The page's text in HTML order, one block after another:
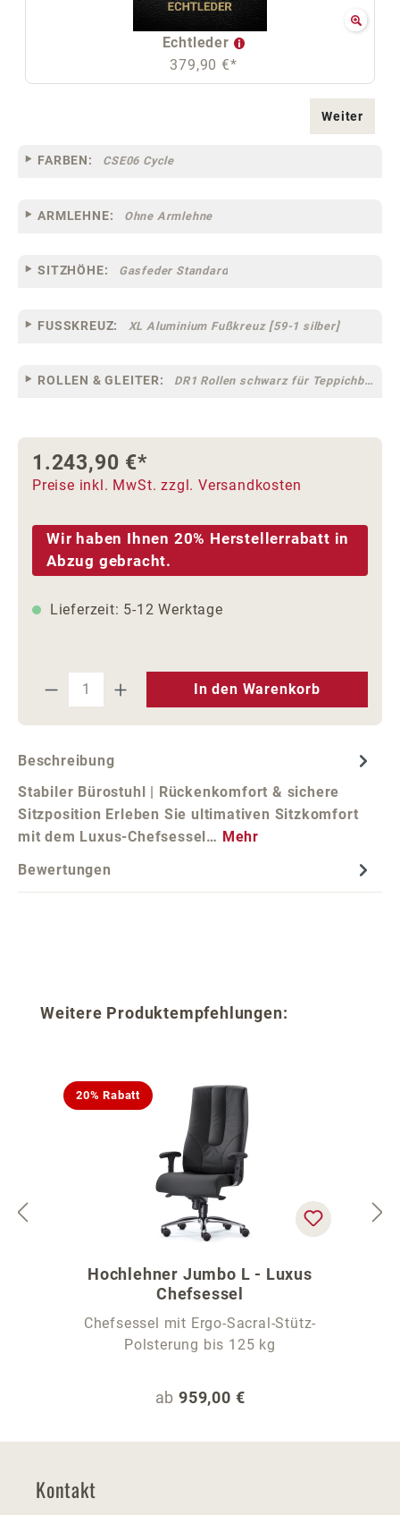
Echtleder
379,90 €*
Weiter
FARBEN: CSE06 Cycle
ARMLEHNE: Ohne Armlehne
SITZHÖHE: Gasfeder Standard
FUSSKREUZ: XL Aluminium Fußkreuz [59-1 silber]
ROLLEN & GLEITER: DR1 Rollen schwarz für Teppichböden [10]
1.243,90 €*
Preise inkl. MwSt. zzgl. Versandkosten
Wir haben Ihnen 20% Herstellerrabatt in
Abzug gebracht.
Lieferzeit: 5-12 Werktage
Produkt Anzahl: Gib den
In den Warenkorb
Beschreibung
Stabiler Bürostuhl | Rückenkomfort & sichere
Sitzposition Erleben Sie ultimativen Sitzkomfort
mit dem Luxus-Chefsessel… Mehr
Bewertungen
Produktgalerie überspringen
Weitere Produktempfehlungen:
20% Rabatt
Hochlehner Jumbo L - Luxus
Chefsessel
Chefsessel mit Ergo-Sacral-Stütz-
Polsterung bis 125 kg
Regulärer Preis:
ab 959,00 €
Kontakt